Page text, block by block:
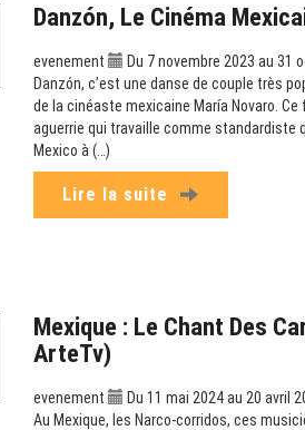
Danzón, Le Cinéma
evenement
Du 7 novembre 2023 au 31
Danzón, c’est une danse de couple très
de la cinéaste mexicaine María Novaro.
aguerrie qui travaille comme standardiste
Mexico à (…)
Lire la suite
Mexique : Le Chant Des
ArteTv)
evenement
Du 11 mai 2024 au 20 avril
Au Mexique, les Narco-corridos, ces